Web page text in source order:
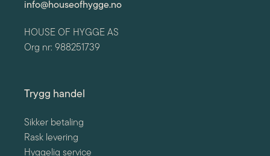
info@houseofhygge.no
HOUSE OF HYGGE AS
Org nr: 988251739
Trygg handel
Sikker betaling
Rask levering
Hyggelig service